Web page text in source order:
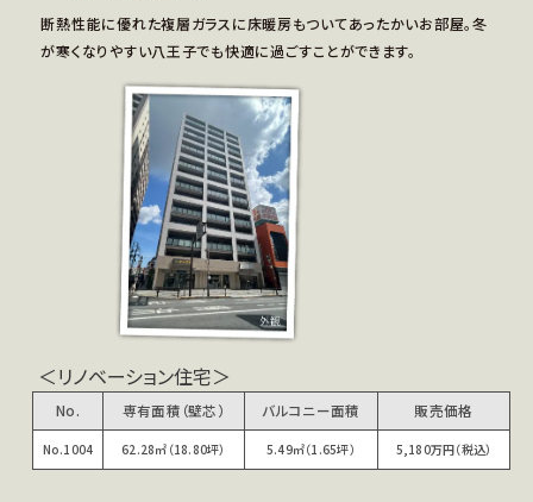
断熱性能に優れた複層ガラスに床暖房もついてあったかいお部屋。冬
が寒くなりやすい八王子でも快適に過ごすことができます。
＜リノベーション住宅＞
No. 専有面積（壁芯） バルコニー面積 販売価格
No.1004 62.28㎡（18.80坪） 5.49㎡（1.65坪） 5,180万円（税込）